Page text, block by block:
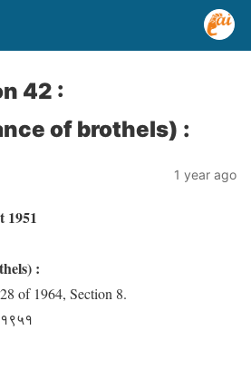
42 :
of brothels) :
1 year ago
1951
:
of 1964, Section 8.
१९५१